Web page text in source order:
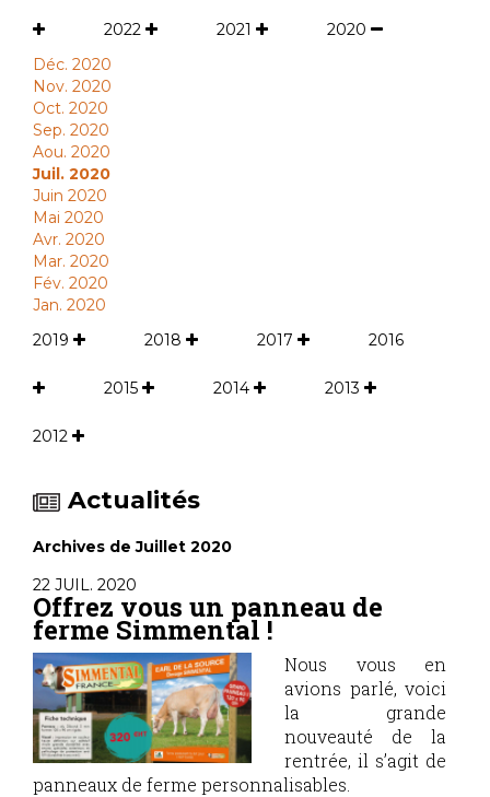
2022 2021
2020
Déc. 2020
Nov. 2020
Oct. 2020
Sep. 2020
Aou. 2020
Juil. 2020
Juin 2020
Mai 2020
Avr. 2020
Mar. 2020
Fév. 2020
Jan. 2020
2019
2018 2017 2016
2015 2014 2013
2012
Actualités
Archives de Juillet 2020
22 JUIL. 2020
Offrez vous un panneau de
ferme Simmental !
Nous vous en
avions parlé, voici
la grande
nouveauté de la
rentrée, il s’agit de
panneaux de ferme personnalisables.